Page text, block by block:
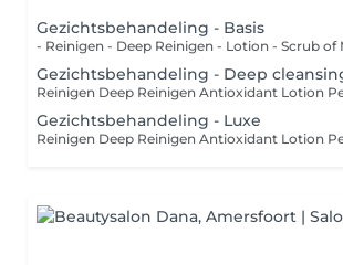
Gezichtsbehandeling - Basis
Gezichtsbehandeling - Deep
Gezichtsbehandeling - Luxe